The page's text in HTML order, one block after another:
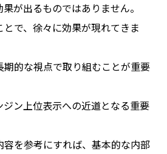
が出るものではありません。
で、徐々に効果が現れてきま
的な視点で取り組むことが重要
ジン上位表示への近道となる重要
を参考にすれば、基本的な内部